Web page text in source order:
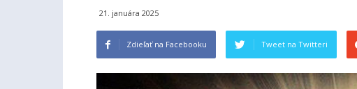
21. januára 2025
Zdieľať na Facebooku Tweet na Twitteri